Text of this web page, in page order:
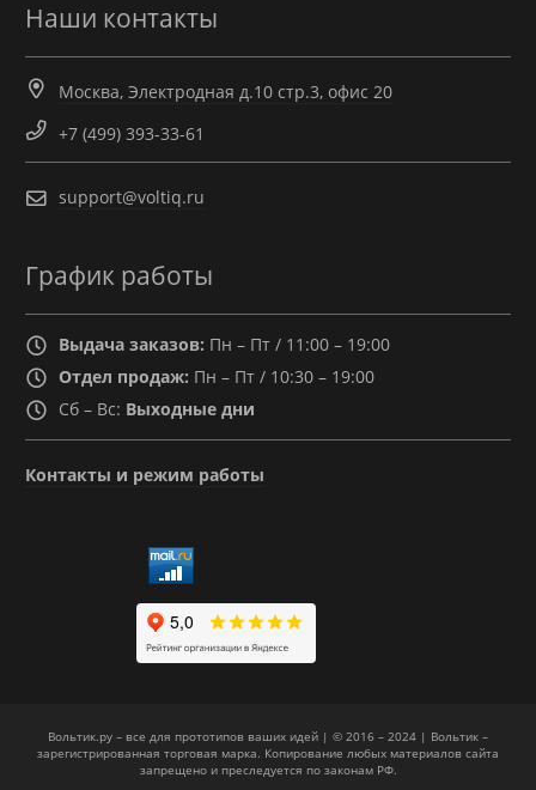
Наши контакты
Москва, Электродная д.10 стр.3, офис 20
+7 (499) 393-33-61
support@voltiq.ru
График работы
Выдача заказов: Пн – Пт / 11:00 – 19:00
Отдел продаж: Пн – Пт / 10:30 – 19:00
Сб – Вс: Выходные дни
Контакты и режим работы
Вольтик.ру – все для прототипов ваших идей | © 2016 – 2024 | Вольтик –
зарегистрированная торговая марка. Копирование любых материалов сайта
запрещено и преследуется по законам РФ.